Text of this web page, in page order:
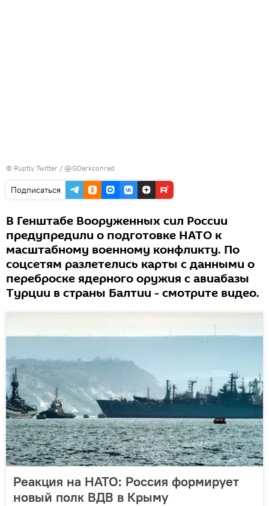
© Ruptly Twitter / @GDarkconrad
Подписаться
В Генштабе Вооруженных сил России
предупредили о подготовке НАТО к
масштабному военному конфликту. По
соцсетям разлетелись карты с данными о
переброске ядерного оружия с авиабазы
Турции в страны Балтии - смотрите видео.
Реакция на НАТО: Россия формирует
новый полк ВДВ в Крыму